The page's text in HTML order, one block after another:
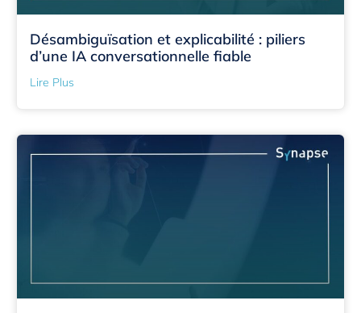
Désambiguïsation et explicabilité : piliers
d’une IA conversationnelle fiable
Lire Plus